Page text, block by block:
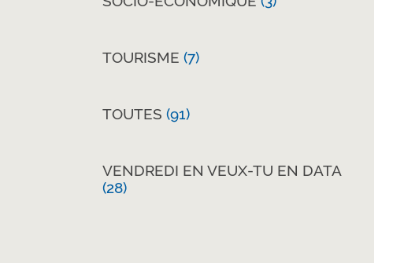
TOURISME (7)
TOUTES (91)
VENDREDI EN VEUX-TU EN DATA
(28)